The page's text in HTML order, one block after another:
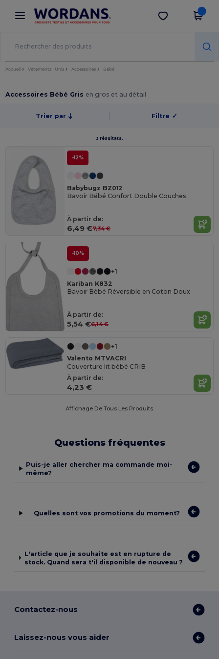
× Appli Wordans
Meilleurs prix sur l’app !
Obtenir l'appli
Accueil Vêtements | Unis Accessoires Bébé
Accessoires Bébé Gris en gros et au détail
Trier par Filtre ✓
3 résultats.
-12%
Babybugz BZ012
Bavoir Bébé Confort Double Couches
À partir de:
6,49 €7,34 €
-10%
+1
Kariban K832
Bavoir Bébé Réversible en Coton Doux
À partir de:
5,54 €6,14 €
+1
Valento MTVACRI
Couverture lit bébé CRIB
À partir de:
4,23 €
Affichage De Tous Les Produits.
Questions fréquentes
Puis-je aller chercher ma commande moi-
même?
Quelles sont vos promotions du moment?
L'article que je souhaite est en rupture de
stock. Quand sera t'il disponible de nouveau ?
Contactez-nous
Laissez-nous vous aider